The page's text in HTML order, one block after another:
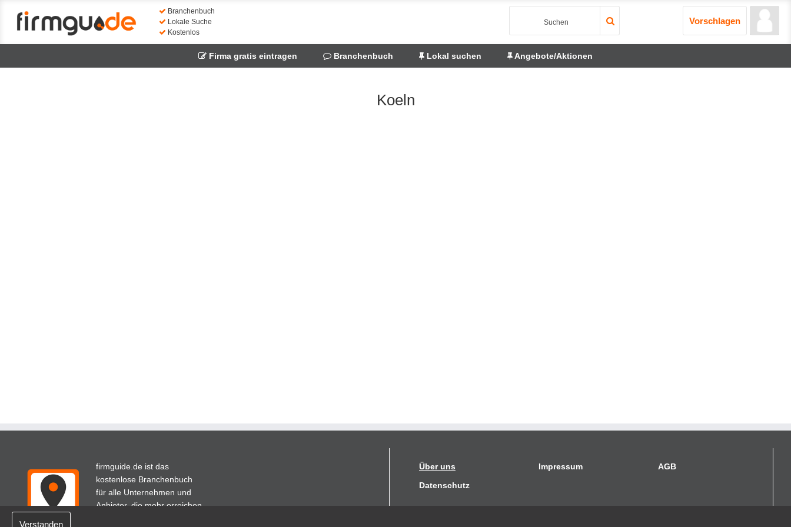
Verstanden
Branchenbuch
Lokale Suche
Kostenlos
Vorschlagen
Firma gratis eintragen Branchenbuch Lokal suchen Angebote/Aktionen
Koeln
firmguide.de ist das
kostenlose Branchenbuch
für alle Unternehmen und
Anbieter, die mehr erreichen
Über uns Impressum
AGB
Datenschutz